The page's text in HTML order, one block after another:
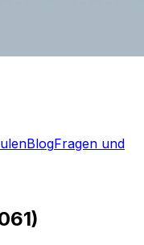
BlogFragen und
)